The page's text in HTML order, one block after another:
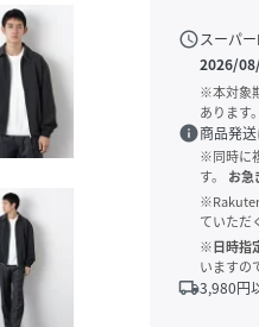
scheduleスーパ
2026/
※本対象
あります。
info商品発
※同時に
す。
お急
ていただ
※日時指
いますの
local_shipping3,980円